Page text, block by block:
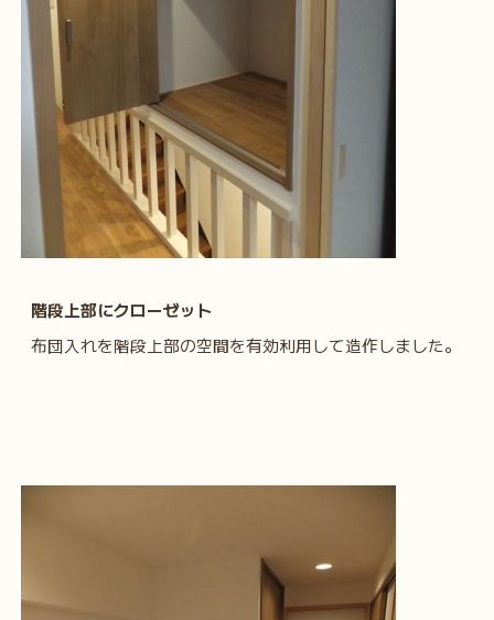
階段上部にクローゼット
布団入れを階段上部の空間を有効利用して造作しました。